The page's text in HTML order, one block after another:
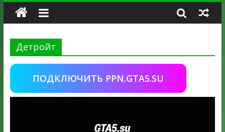
Детройт
ПОДКЛЮЧИТЬ PPN.GTA5.SU